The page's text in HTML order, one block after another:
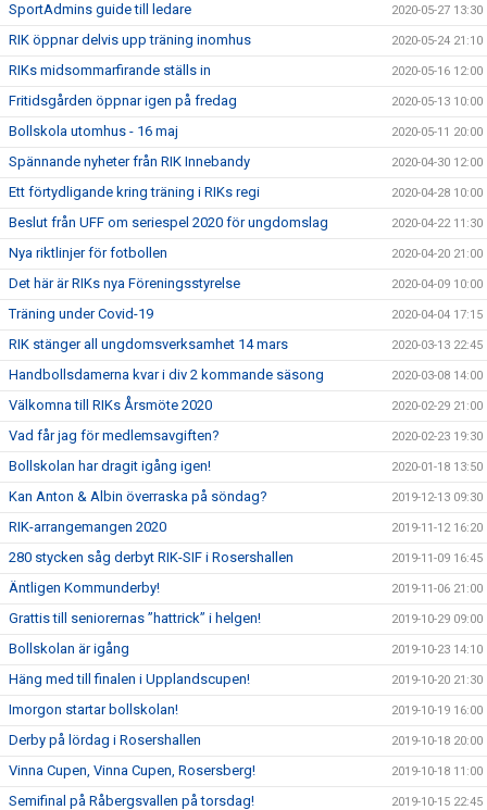
SportAdmins guide till ledare 2020-05-27 13:30
RIK öppnar delvis upp träning inomhus 2020-05-24 21:10
RIKs midsommarfirande ställs in 2020-05-16 12:00
Fritidsgården öppnar igen på fredag 2020-05-13 10:00
Bollskola utomhus - 16 maj 2020-05-11 20:00
Spännande nyheter från RIK Innebandy 2020-04-30 12:00
Ett förtydligande kring träning i RIKs regi 2020-04-28 10:00
Beslut från UFF om seriespel 2020 för ungdomslag 2020-04-22 11:30
Nya riktlinjer för fotbollen 2020-04-20 21:00
Det här är RIKs nya Föreningsstyrelse 2020-04-09 10:00
Träning under Covid-19 2020-04-04 17:15
RIK stänger all ungdomsverksamhet 14 mars 2020-03-13 22:45
Handbollsdamerna kvar i div 2 kommande säsong 2020-03-08 14:00
Välkomna till RIKs Årsmöte 2020 2020-02-29 21:00
Vad får jag för medlemsavgiften? 2020-02-23 19:30
Bollskolan har dragit igång igen! 2020-01-18 13:50
Kan Anton & Albin överraska på söndag? 2019-12-13 09:30
RIK-arrangemangen 2020 2019-11-12 16:20
280 stycken såg derbyt RIK-SIF i Rosershallen 2019-11-09 16:45
Äntligen Kommunderby! 2019-11-06 21:00
Grattis till seniorernas ”hattrick” i helgen! 2019-10-29 09:00
Bollskolan är igång 2019-10-23 14:10
Häng med till finalen i Upplandscupen! 2019-10-20 21:30
Imorgon startar bollskolan! 2019-10-19 16:00
Derby på lördag i Rosershallen 2019-10-18 20:00
Vinna Cupen, Vinna Cupen, Rosersberg! 2019-10-18 11:00
Semifinal på Råbergsvallen på torsdag! 2019-10-15 22:45